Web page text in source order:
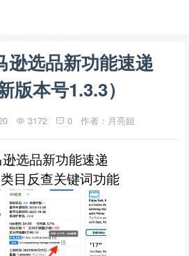
逊选品新功能速递
版本号1.3.3）
3172 0 作者：月亮姐
选品新功能速递
目反查关键词功能